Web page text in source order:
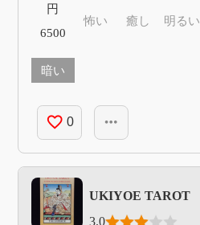
円
6500
怖い 癒し 明るい
暗い
favorite_border 0 more_horiz
UKIYOE TAROT
3.0